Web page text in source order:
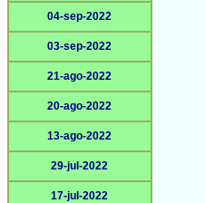
04-sep-2022
03-sep-2022
21-ago-2022
20-ago-2022
13-ago-2022
29-jul-2022
17-jul-2022